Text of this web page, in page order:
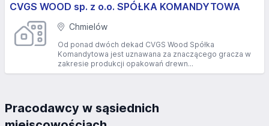
CVGS WOOD sp. z o.o. SPÓŁKA KOMANDYTOWA
Chmielów
Od ponad dwóch dekad CVGS Wood Spółka
Komandytowa jest uznawana za znaczącego gracza w
zakresie produkcji opakowań drewn...
Pracodawcy w sąsiednich